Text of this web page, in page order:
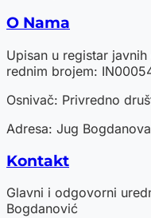
O Nama
Upisan u registar
rednim brojem:
Osnivač: Privredno
Adresa: Jug
Kontakt
Glavni i odgovorni
Bogdanović